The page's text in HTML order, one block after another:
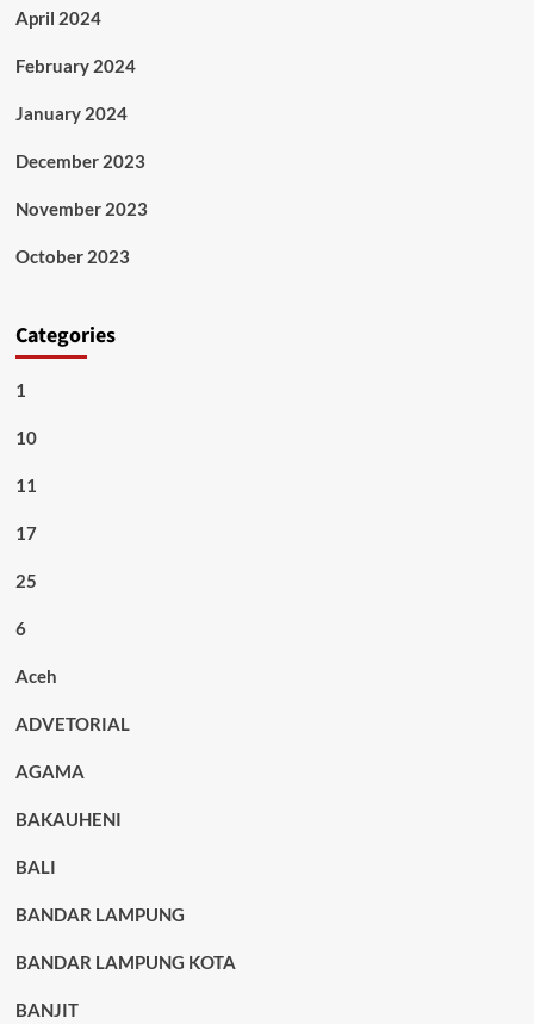
April 2024
February 2024
January 2024
December 2023
November 2023
October 2023
Categories
1
10
11
17
25
6
Aceh
ADVETORIAL
AGAMA
BAKAUHENI
BALI
BANDAR LAMPUNG
BANDAR LAMPUNG KOTA
BANJIT